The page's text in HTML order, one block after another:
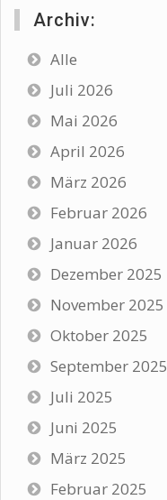
Archiv:
Alle
Juli 2026
Mai 2026
April 2026
März 2026
Februar 2026
Januar 2026
Dezember 2025
November 2025
Oktober 2025
September 2025
Juli 2025
Juni 2025
März 2025
Februar 2025